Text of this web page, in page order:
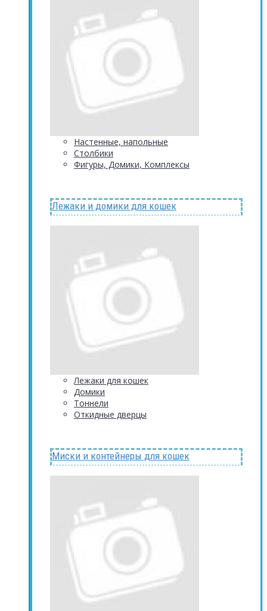
Настенные, напольные
Столбики
Фигуры, Домики, Комплексы
Лежаки и домики для кошек
Лежаки для кошек
Домики
Тоннели
Откидные дверцы
Миски и контейнеры для кошек